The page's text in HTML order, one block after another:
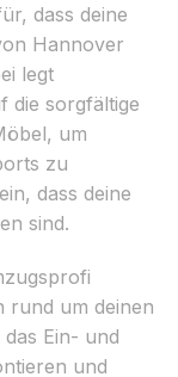
dass deine
Hannover
legt
die sorgfältige
um
zu
dass deine
sind.
rund um deinen
Ein- und
und